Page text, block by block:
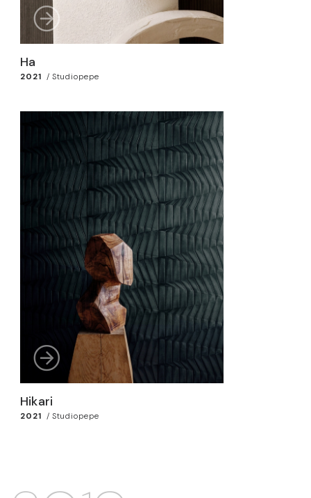
Ha
2021 / Studiopepe
Hikari
2021 / Studiopepe